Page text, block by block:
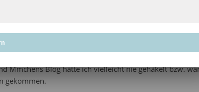
Mmchens Blog hätte ich vielleicht nie gehäkelt bzw.
gekommen.